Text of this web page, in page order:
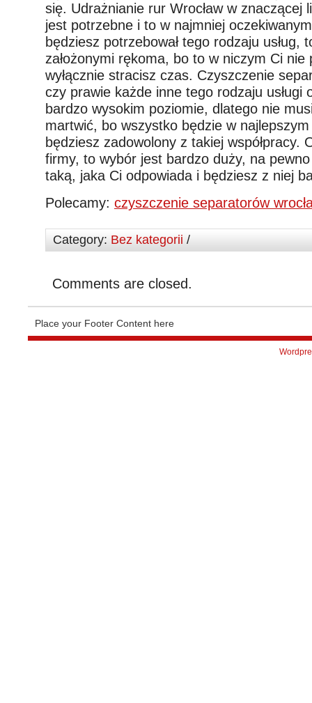
się. Udrażnianie rur Wrocław w znaczącej
jest potrzebne i to w najmniej
będziesz potrzebował tego rodzaju usług,
założonymi rękoma, bo to w niczym Ci nie
wyłącznie stracisz czas. Czyszczenie
czy prawie każde inne tego rodzaju usługi
bardzo wysokim poziomie, dlatego nie
martwić, bo wszystko będzie w
będziesz zadowolony z takiej współpracy.
firmy, to wybór jest bardzo duży, na
taką, jaka Ci odpowiada i będziesz z niej
Polecamy: czyszczenie separatorów
Category: Bez kategorii /
Comments are closed.
Place your Footer Content here